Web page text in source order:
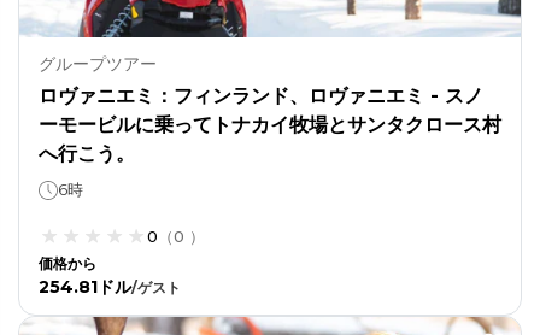
グループツアー
ロヴァニエミ：フィンランド、ロヴァニエミ - スノ
ーモービルに乗ってトナカイ牧場とサンタクロース村
へ行こう。
6時
0 （0 ）
価格から
254.81ドル/ゲスト